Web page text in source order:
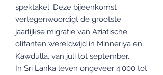
spektakel. Deze bijeenkomst
vertegenwoordigt de grootste
jaarlijkse migratie van Aziatische
olifanten wereldwijd in Minneriya en
Kawdulla, van juli tot september.
In Sri Lanka leven ongeveer 4.000 tot